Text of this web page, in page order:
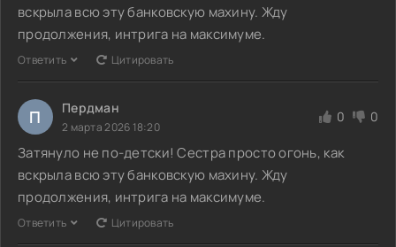
вскрыла всю эту банковскую махину. Жду
продолжения, интрига на максимуме.
Ответить Цитировать
П Пердман
2 марта 2026 18:20
0 0
Затянуло не по-детски! Сестра просто огонь, как
вскрыла всю эту банковскую махину. Жду
продолжения, интрига на максимуме.
Ответить Цитировать